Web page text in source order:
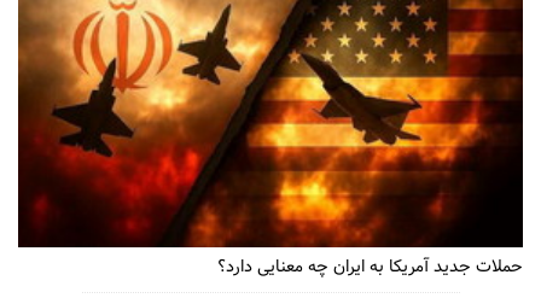
حملات جدید آمریکا به ایران چه معنایی دارد؟